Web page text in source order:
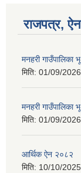
राजपत्र,
मनहरी गाउँपालिका
मिति: 01/09/
मनहरी गाउँपालिका
मिति: 01/09/
आर्थिक ऐन २०८२
मिति: 10/10/